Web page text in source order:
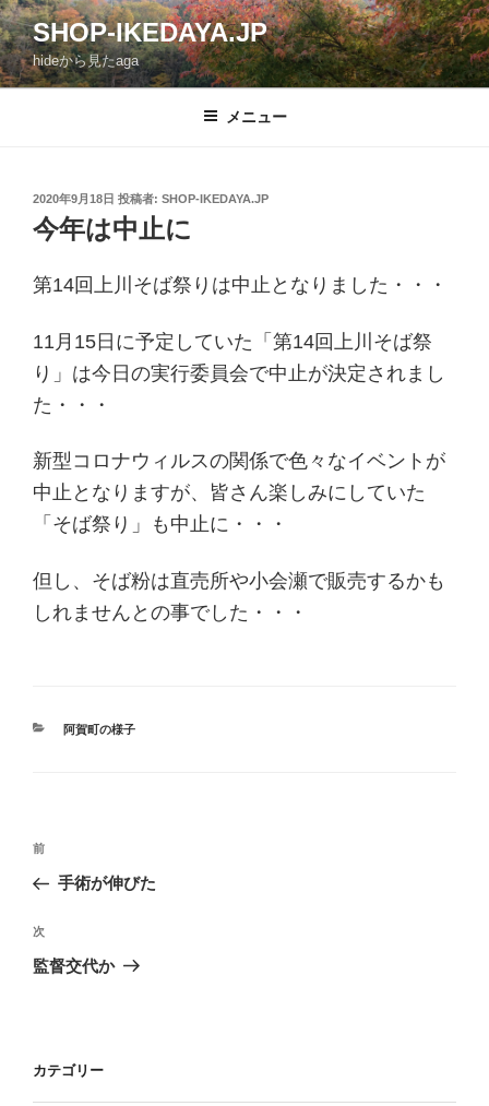
コ
ン
テ
ン
SHOP-IKEDAYA.JP
hideから見たaga
メニュー
投
稿
日:
2020年9月18日 投稿者: SHOP-IKEDAYA.JP
今年は中止に
第14回上川そば祭りは中止となりました・・・
11月15日に予定していた「第14回上川そば祭
り」は今日の実行委員会で中止が決定されまし
た・・・
新型コロナウィルスの関係で色々なイベントが
中止となりますが、皆さん楽しみにしていた
「そば祭り」も中止に・・・
但し、そば粉は直売所や小会瀬で販売するかも
しれませんとの事でした・・・
カ
阿賀町の様子
投
ビ
ゲ
ン
過
去
投
稿
前
手術が伸びた
次
の
次
監督交代か
カテゴリー